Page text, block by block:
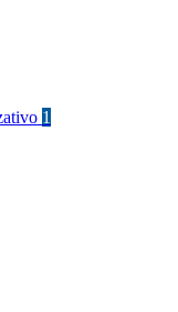
1